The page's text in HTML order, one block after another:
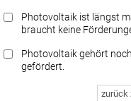
Photovoltaik ist längst
braucht keine
Photovoltaik gehört
gefördert.
zurück